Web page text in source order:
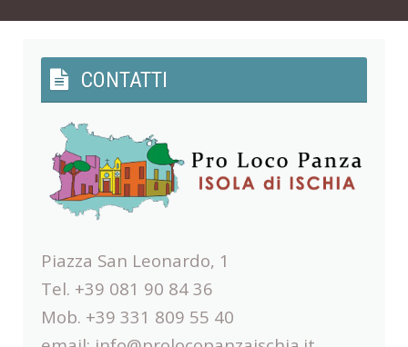
CONTATTI
Piazza San Leonardo, 1
Tel. +39 081 90 84 36
Mob. +39 331 809 55 40